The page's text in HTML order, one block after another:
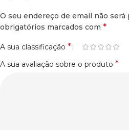
O seu endereço de email não será
obrigatórios marcados com *
A sua classificação *
A sua avaliação sobre o produto *